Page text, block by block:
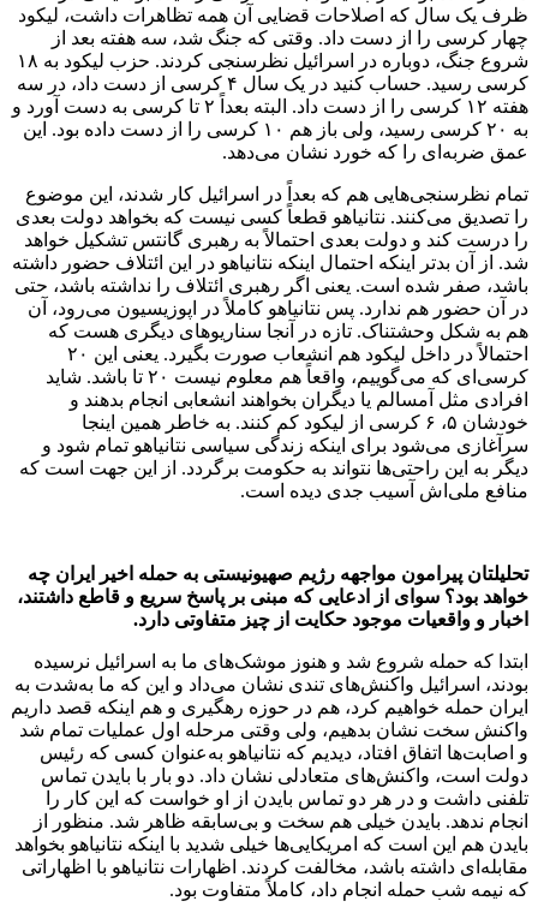
ظرف یک سال که اصلاحات قضایی آن همه تظاهرات داشت، لیکود
چهار کرسی را از دست داد. وقتی که جنگ شد، سه هفته بعد از
شروع جنگ، دوباره در اسرائیل نظرسنجی کردند. حزب لیکود به ۱۸
کرسی رسید. حساب کنید در یک سال ۴ کرسی از دست داد، در سه
هفته ۱۲ کرسی را از دست داد. البته بعداً ۲ تا کرسی به دست آورد و
به ۲۰ کرسی رسید، ولی باز هم ۱۰ کرسی را از دست داده بود. این
عمق ضربه‌ای را که خورد نشان می‌دهد.
تمام نظرسنجی‌هایی هم که بعداً در اسرائیل کار شدند، این موضوع
را تصدیق می‌کنند. نتانیاهو قطعاً کسی نیست که بخواهد دولت بعدی
را درست کند و دولت بعدی احتمالاً به رهبری گانتس تشکیل خواهد
شد. از آن بدتر اینکه احتمال اینکه نتانیاهو در این ائتلاف حضور داشته
باشد، صفر شده است. یعنی اگر رهبری ائتلاف را نداشته باشد، حتی
در آن حضور هم ندارد. پس نتانیاهو کاملاً در اپوزیسیون می‌رود، آن
هم به شکل وحشتناک. تازه در آنجا سناریوهای دیگری هست که
احتمالاً در داخل لیکود هم انشعاب صورت بگیرد. یعنی این ۲۰
کرسی‌ای که می‌گوییم، واقعاً هم معلوم نیست ۲۰ تا باشد. شاید
افرادی مثل آمسالم یا دیگران بخواهند انشعابی انجام بدهند و
خودشان ۵، ۶ کرسی از لیکود کم کنند. به خاطر همین اینجا
سرآغازی می‌شود برای اینکه زندگی سیاسی نتانیاهو تمام شود و
دیگر به این راحتی‌ها نتواند به حکومت برگردد. از این جهت است که
منافع ملی‌اش آسیب جدی دیده است.
تحلیلتان پیرامون مواجهه رژیم صهیونیستی به حمله اخیر ایران چه
خواهد بود؟ سوای از ادعایی که مبنی بر پاسخ سریع و قاطع داشتند،
اخبار و واقعیات موجود حکایت از چیز متفاوتی دارد.
ابتدا که حمله شروع شد و هنوز موشک‌های ما به اسرائیل نرسیده
بودند، اسرائیل واکنش‌های تندی نشان می‌داد و این که ما به‌شدت به
ایران حمله خواهیم کرد، هم در حوزه رهگیری و هم اینکه قصد داریم
واکنش سخت نشان بدهیم، ولی وقتی مرحله اول عملیات تمام شد
و اصابت‌ها اتفاق افتاد، دیدیم که نتانیاهو به‌عنوان کسی که رئیس
دولت است، واکنش‌های متعادلی نشان داد. دو بار با بایدن تماس
تلفنی داشت و در هر دو تماس بایدن از او خواست که این کار را
انجام ندهد. بایدن خیلی هم سخت و بی‌سابقه ظاهر شد. منظور از
بایدن هم این است که امریکایی‌ها خیلی شدید با اینکه نتانیاهو بخواهد
مقابله‌ای داشته باشد، مخالفت کردند. اظهارات نتانیاهو با اظهاراتی
که نیمه شب حمله انجام داد، کاملاً متفاوت بود.